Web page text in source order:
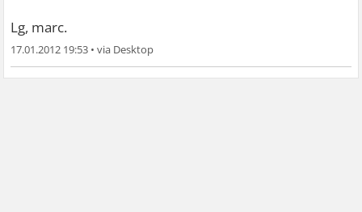
Lg, marc.
17.01.2012 19:53 •